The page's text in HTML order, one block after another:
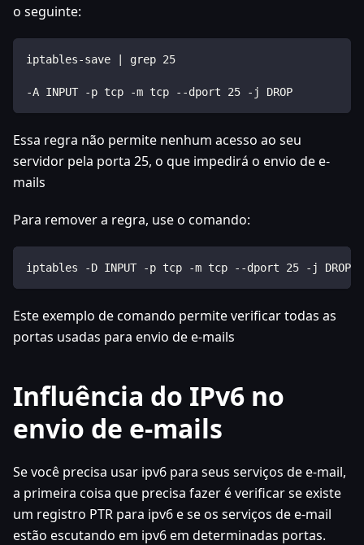
o seguinte:
iptables-save | grep 25
-A INPUT -p tcp -m tcp --dport 25 -j DROP
Essa regra não permite nenhum acesso ao seu
servidor pela porta 25, o que impedirá o envio de e-
mails
Para remover a regra, use o comando:
iptables -D INPUT -p tcp -m tcp --dport 25 -j DROP
Este exemplo de comando permite verificar todas as
portas usadas para envio de e-mails
Influência do IPv6 no
envio de e-mails
Se você precisa usar ipv6 para seus serviços de e-mail,
a primeira coisa que precisa fazer é verificar se existe
um registro PTR para ipv6 e se os serviços de e-mail
estão escutando em ipv6 em determinadas portas.